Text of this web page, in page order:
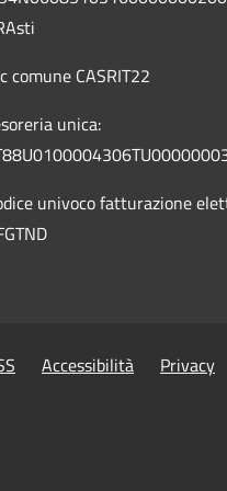
comune CASRIT22
unica:
univoco fatturazione
Accessibilità Privacy